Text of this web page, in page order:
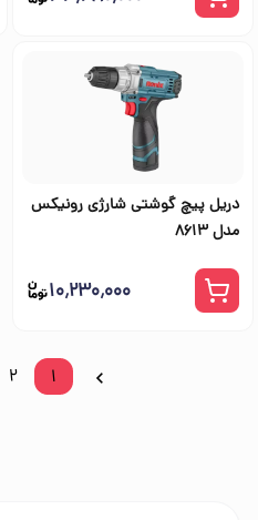
دریل پیچ گوشتی شارژی رونیکس
مدل 8613
۱۰٬۲۳۰٬۰۰۰
1
2